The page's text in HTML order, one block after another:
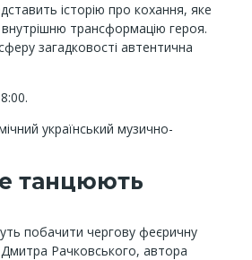
історію про кохання, яке
трансформацію героя.
загадковості автентична
український музично-
танцюють
побачити чергову феєричну
Рачковського, автора